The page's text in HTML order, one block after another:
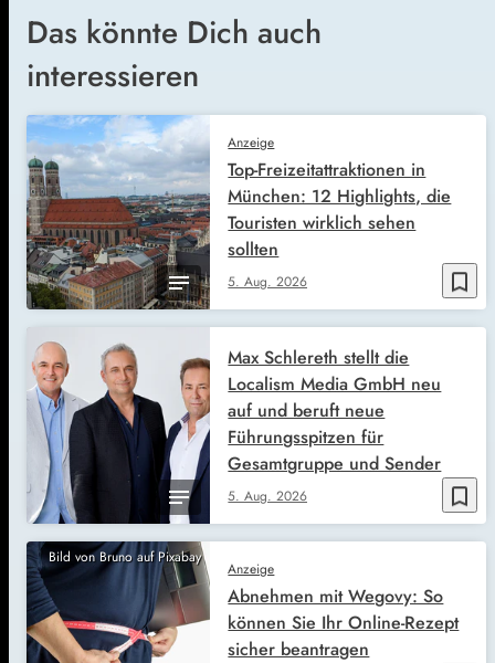
Das könnte Dich auch
interessieren
bookmark_border
Anzeige
5. Aug. 2026
Top-Freizeitattraktionen in
München: 12 Highlights, die
Touristen wirklich sehen
sollten
bookmark_border
5. Aug. 2026
Max Schlereth stellt die
Localism Media GmbH neu
auf und beruft neue
Führungsspitzen für
Gesamtgruppe und Sender
Bild von Bruno auf Pixabay
Anzeige
Abnehmen mit Wegovy: So
können Sie Ihr Online-Rezept
sicher beantragen